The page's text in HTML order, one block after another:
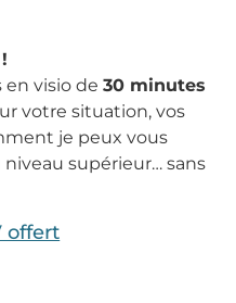
en visio de 30 minutes
votre situation, vos
je peux vous
supérieur… sans
offert